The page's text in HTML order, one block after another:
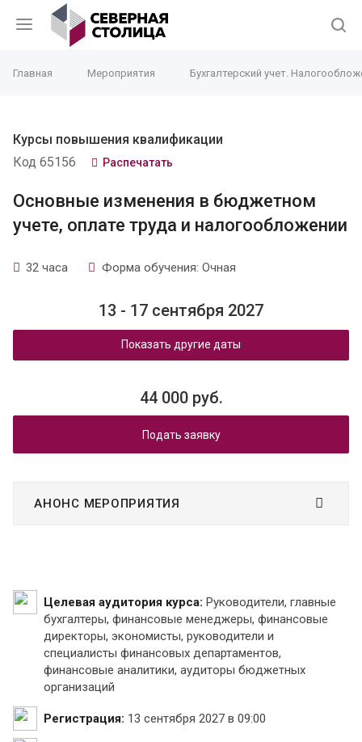
Главная Мероприятия Бухгалтерский учет.
Курсы повышения квалификации
Код 65156
Распечатать
Основные изменения в бюджетном
учете, оплате труда и налогообложении
32 часа Форма обучения: Очная
13 - 17 сентября 2027
Показать другие даты
44 000 руб.
Подать заявку
АНОНС МЕРОПРИЯТИЯ
Целевая аудитория курса: Руководители, главные
бухгалтеры, финансовые менеджеры, финансовые
директоры, экономисты, руководители и
специалисты финансовых департаментов,
финансовые аналитики, аудиторы бюджетных
организаций
Регистрация: 13 сентября 2027 в 09:00